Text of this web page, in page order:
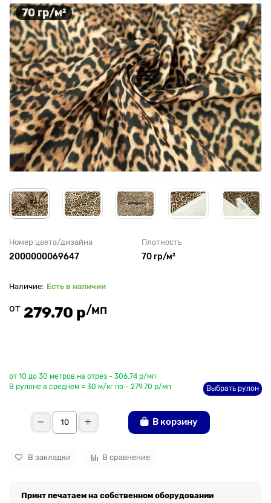
70 гр/м²
Номер цвета/дизайна
2000000069647
Плотность
70 гр/м²
Есть в наличии
от 279.70 р/мп
от 10 до 30 метров на отрез - 306.74 р/мп
В рулоне в среднем = 30 м/кг по - 279.70 р/мп
Выбрать рулон
В корзину
В закладки В сравнение
Принт печатаем на собственном оборудовании